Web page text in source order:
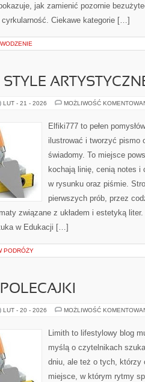
jak zamienić pozornie
cyrkularność. Ciekawe kategorie […]
STYLE
LUT - 21 - 2026 MOŻLIWOŚĆ
Elfiki777 to pełen
ilustrować i tworzyć pismo
świadomy. To miejsce
kochają linię, cenią notes i
w rysunku oraz piśmie.
pierwszych prób, przez
związane z układem i estetyką
w Edukacji […]
PODRÓŻY
LUT - 20 - 2026 MOŻLIWOŚĆ
Limith to lifestylowy blog
myślą o czytelnikach
dniu, ale też o tych, którzy
miejsce, w którym rytmy